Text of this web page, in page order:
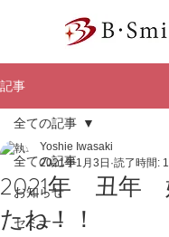
記事
全ての記事
お知らせ
セミナー
全ての記事
2021年 丑年
たね！！
Yoshie Iwasaki
2021年1月3日 読了時間: